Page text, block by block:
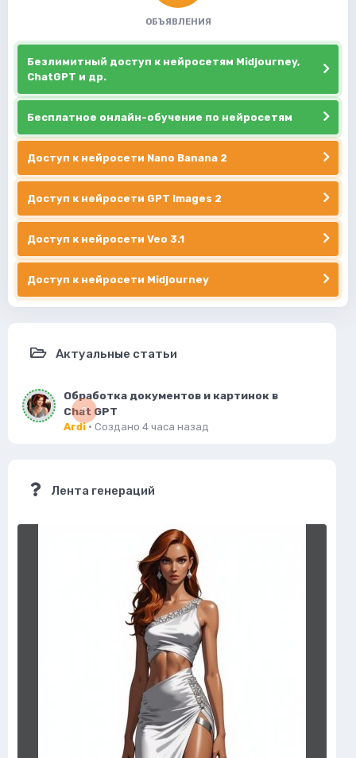
ОБЪЯВЛЕНИЯ
Безлимитный доступ к нейросетям Midjourney,
ChatGPT и др.
Бесплатное онлайн-обучение по нейросетям
Доступ к нейросети Nano Banana 2
Доступ к нейросети GPT Images 2
Доступ к нейросети Veo 3.1
Доступ к нейросети Midjourney
Актуальные статьи
0
Обработка документов и картинок в
Chat GPT
Ardi· Создано 4 часа назад
Лента генераций